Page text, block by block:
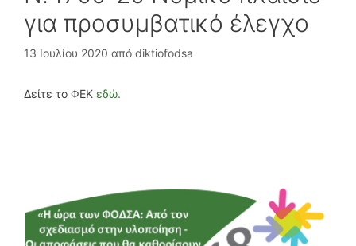
για προσυμβατικό έλεγχο
13 Ιουλίου 2020 από diktiofodsa
Δείτε το ΦΕΚ εδώ.